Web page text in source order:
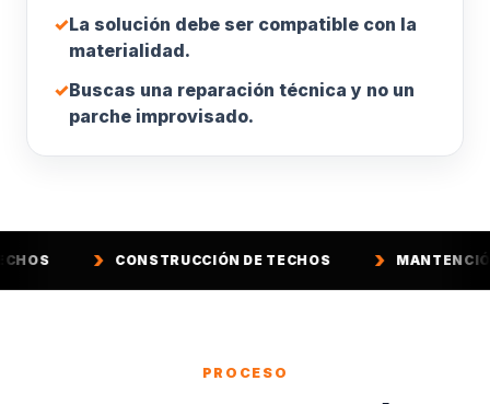
✓La solución debe ser compatible con la
materialidad.
✓Buscas una reparación técnica y no un
parche improvisado.
CONSTRUCCIÓN DE TECHOS MANTENCIÓN DE TECHOS
PROCESO